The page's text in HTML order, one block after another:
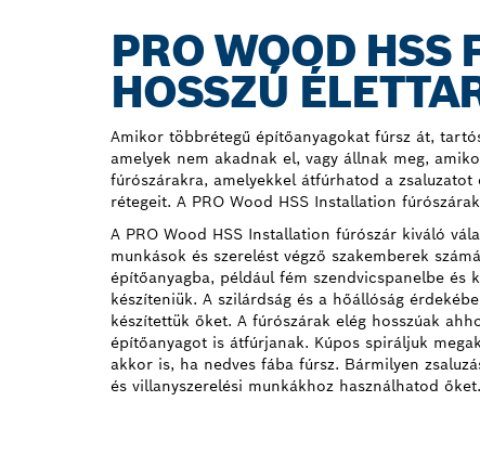
PRO WOOD HSS
HOSSZÚ
Amikor többrétegű építőanyagokat fúrsz át,
amelyek nem akadnak el, vagy állnak meg,
fúrószárakra, amelyekkel átfúrhatod a zsaluzatot
rétegeit. A PRO Wood HSS Installation
A PRO Wood HSS Installation fúrószár kiváló
munkások és szerelést végző szakemberek
építőanyagba, például fém szendvicspanelbe és
készíteniük. A szilárdság és a hőállóság
készítettük őket. A fúrószárak elég hosszúak
építőanyagot is átfúrjanak. Kúpos spiráljuk
akkor is, ha nedves fába fúrsz. Bármilyen
és villanyszerelési munkákhoz használhatod őket.